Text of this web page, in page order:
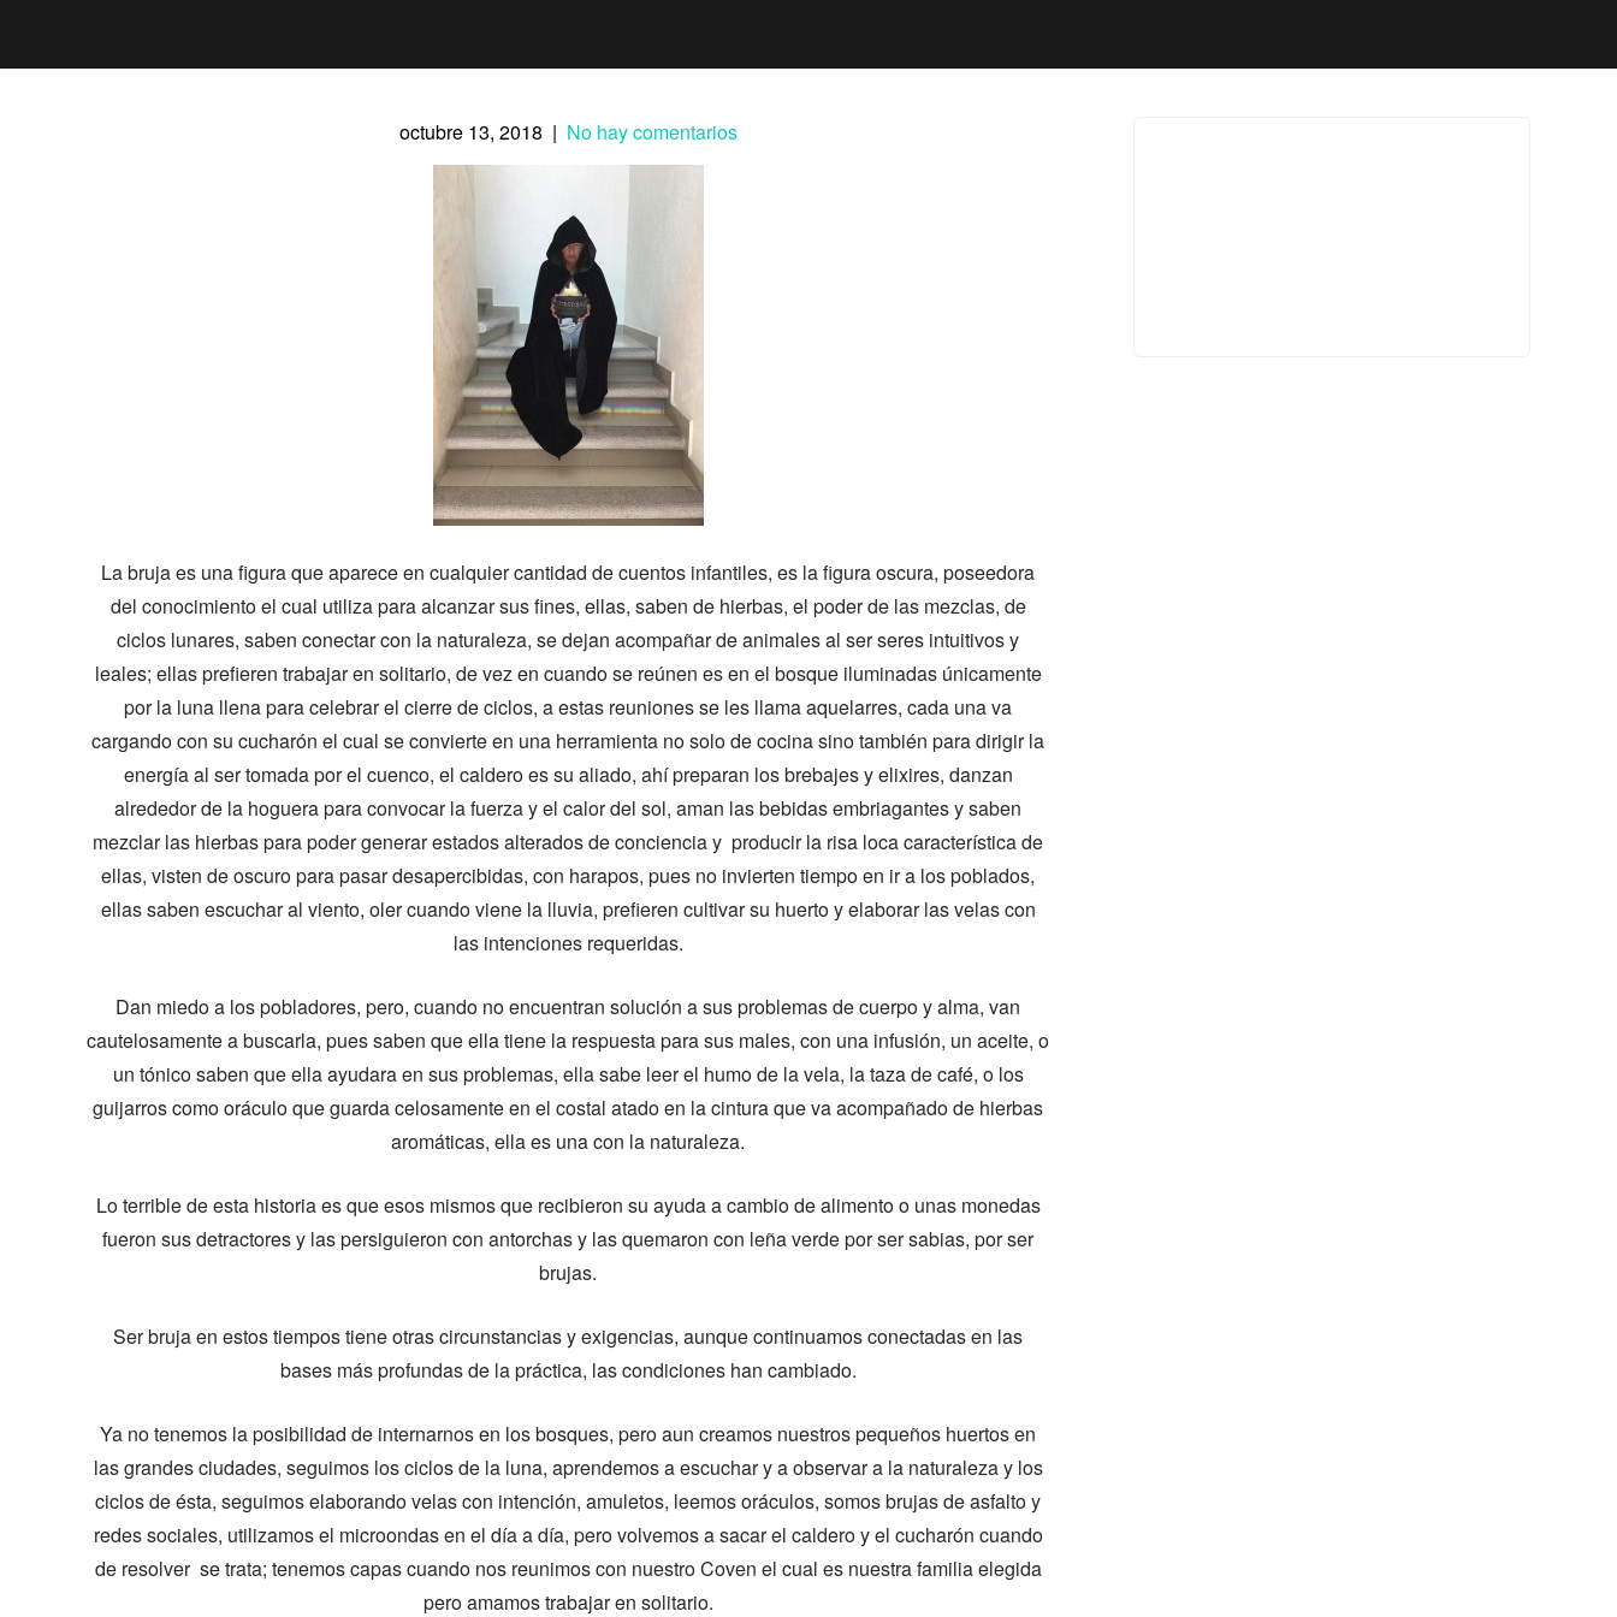
octubre 13, 2018 | No hay comentarios
La bruja es una figura que aparece en cualquier cantidad de cuentos infantiles, es la figura oscura, poseedora
del conocimiento el cual utiliza para alcanzar sus fines, ellas, saben de hierbas, el poder de las mezclas, de
ciclos lunares, saben conectar con la naturaleza, se dejan acompañar de animales al ser seres intuitivos y
leales; ellas prefieren trabajar en solitario, de vez en cuando se reúnen es en el bosque iluminadas únicamente
por la luna llena para celebrar el cierre de ciclos, a estas reuniones se les llama aquelarres, cada una va
cargando con su cucharón el cual se convierte en una herramienta no solo de cocina sino también para dirigir la
energía al ser tomada por el cuenco, el caldero es su aliado, ahí preparan los brebajes y elixires, danzan
alrededor de la hoguera para convocar la fuerza y el calor del sol, aman las bebidas embriagantes y saben
mezclar las hierbas para poder generar estados alterados de conciencia y producir la risa loca característica de
ellas, visten de oscuro para pasar desapercibidas, con harapos, pues no invierten tiempo en ir a los poblados,
ellas saben escuchar al viento, oler cuando viene la lluvia, prefieren cultivar su huerto y elaborar las velas con
las intenciones requeridas.
Dan miedo a los pobladores, pero, cuando no encuentran solución a sus problemas de cuerpo y alma, van
cautelosamente a buscarla, pues saben que ella tiene la respuesta para sus males, con una infusión, un aceite, o
un tónico saben que ella ayudara en sus problemas, ella sabe leer el humo de la vela, la taza de café, o los
guijarros como oráculo que guarda celosamente en el costal atado en la cintura que va acompañado de hierbas
aromáticas, ella es una con la naturaleza.
Lo terrible de esta historia es que esos mismos que recibieron su ayuda a cambio de alimento o unas monedas
fueron sus detractores y las persiguieron con antorchas y las quemaron con leña verde por ser sabias, por ser
brujas.
Ser bruja en estos tiempos tiene otras circunstancias y exigencias, aunque continuamos conectadas en las
bases más profundas de la práctica, las condiciones han cambiado.
Ya no tenemos la posibilidad de internarnos en los bosques, pero aun creamos nuestros pequeños huertos en
las grandes ciudades, seguimos los ciclos de la luna, aprendemos a escuchar y a observar a la naturaleza y los
ciclos de ésta, seguimos elaborando velas con intención, amuletos, leemos oráculos, somos brujas de asfalto y
redes sociales, utilizamos el microondas en el día a día, pero volvemos a sacar el caldero y el cucharón cuando
de resolver se trata; tenemos capas cuando nos reunimos con nuestro Coven el cual es nuestra familia elegida
pero amamos trabajar en solitario.